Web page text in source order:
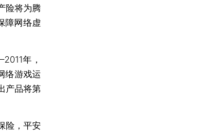
险将为腾
障网络虚
年，
络游戏运
产品将第
险，平安